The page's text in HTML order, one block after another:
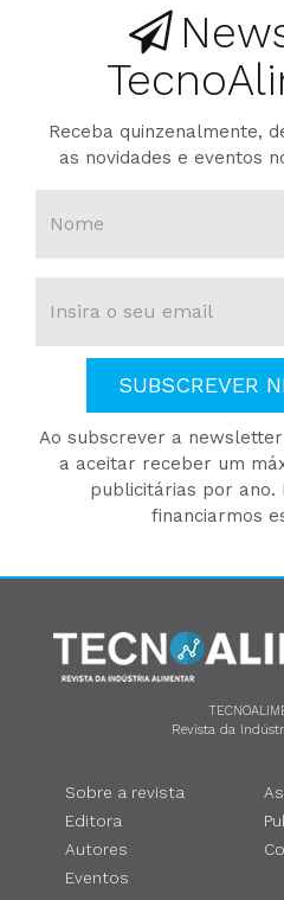
Receba quinzenalmente,
as novidades e eventos
SUBSCREVER
Ao subscrever a
a aceitar receber um
publicitárias por ano.
financiarmos
Revista da
Sobre a revista
Editora
Autores
Eventos